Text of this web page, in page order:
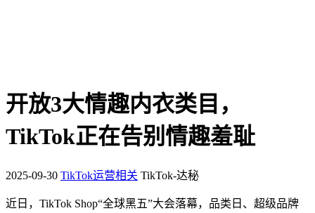
开放3大情趣内衣类目，
TikTok正在告别情趣羞耻
2025-09-30 TikTok运营相关 TikTok-达秘
近日，TikTok Shop“全球黑五”大会落幕，品类日、超级品牌